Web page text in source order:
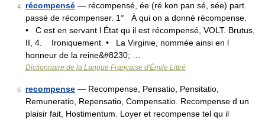
4 récompensé — récompensé, ée (ré kon pan sé, sée) part.
passé de récompenser. 1° À qui on a donné récompense.
• C est en servant l État qu il est récompensé, VOLT. Brutus,
II, 4. Ironiquement. • La Virginie, nommée ainsi en l
honneur de la reine&#8230; …
Dictionnaire de la Langue Française d'Émile Littré
5 recompense — Recompense, Pensatio, Pensitatio,
Remuneratio, Repensatio, Compensatio. Recompense d un
plaisir fait, Hostimentum. Loyer et recompense tel qu il